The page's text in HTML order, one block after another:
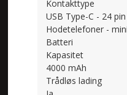
Kontakttype
USB Type-C - 24
Hodetelefoner -
Batteri
Kapasitet
4000 mAh
Trådløs lading